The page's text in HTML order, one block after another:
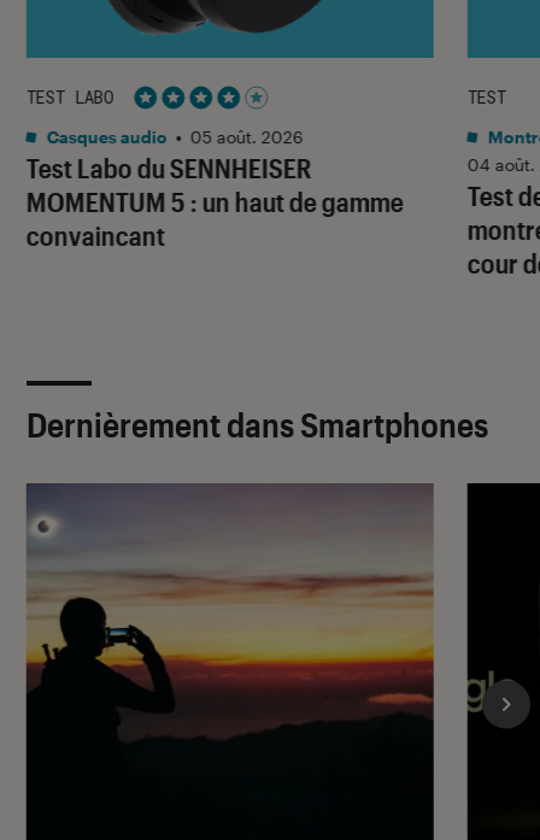
Test Labo du SENNHEISER
MOMENTUM 5 : un haut de gamme
convaincant
TEST LABO
Noté 4 étoiles sur 5
Casques audio • 05 août. 2026
Test
cour
TEST
04 août.
Dernièrement dans Smartphones